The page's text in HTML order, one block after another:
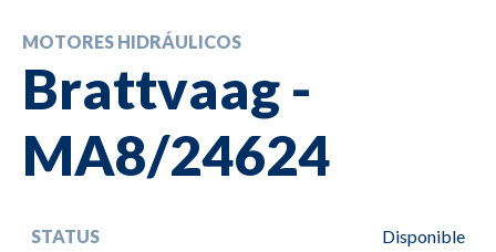
MOTORES HIDRÁULICOS
Brattvaag -
MA8/24624
STATUS Disponible